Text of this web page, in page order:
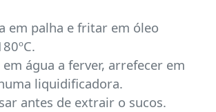
em palha e fritar em óleo
água a ferver, arrefecer em
liquidificadora.
antes de extrair o sucos.